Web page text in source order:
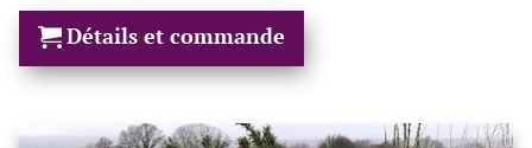
Détails et commande